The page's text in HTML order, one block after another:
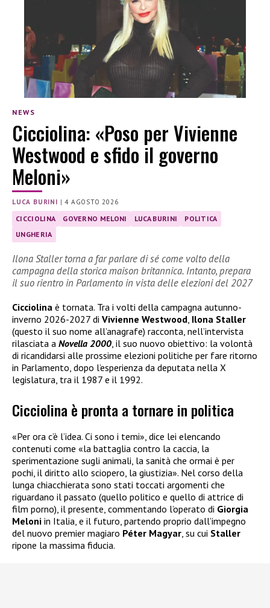
NEWS
Cicciolina: «Poso per Vivienne
Westwood e sfido il governo
Meloni»
LUCA BURINI |4 AGOSTO 2026
CICCIOLINA GOVERNO MELONI LUCA BURINI
POLITICA
UNGHERIA
Ilona Staller torna a far parlare di sé come volto della
campagna della storica maison britannica. Intanto, prepara
il suo rientro in Parlamento in vista delle elezioni del 2027
Cicciolina è tornata. Tra i volti della campagna autunno-
inverno 2026-2027 di Vivienne Westwood Ilona Staller
(questo il suo nome all’anagrafe) racconta, nell’intervista
rilasciata a Novella 2000 , il suo nuovo obiettivo: la volontà
di ricandidarsi alle prossime elezioni politiche per fare ritorno
in Parlamento, dopo l’esperienza da deputata nella X
legislatura, tra il 1987 e il 1992.
Cicciolina è pronta a tornare in politica
«Per ora c’è l’idea. Ci sono i temi», dice lei elencando
contenuti come «la battaglia contro la caccia, la
sperimentazione sugli animali, la sanità che ormai è per
pochi, il diritto allo sciopero, la giustizia». Nel corso della
lunga chiacchierata sono stati toccati argomenti che
riguardano il passato (quello politico e quello di attrice di
film porno), il presente, commentando l’operato di Giorgia
Meloni in Italia, e il futuro, partendo proprio dall’impegno
del nuovo premier magiaro Péter Magyar, su cui Staller
ripone la massima fiducia.